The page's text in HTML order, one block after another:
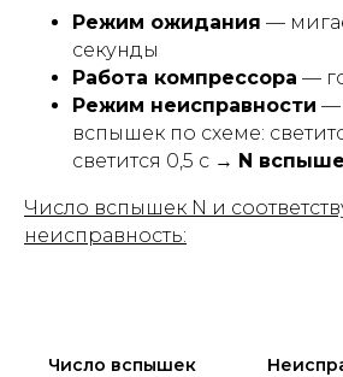
Режим ожидания —
секунды
Работа компрессора —
Режим неисправности —
вспышек по схеме:
светится 0,5 с → N
Число вспышек N и
неисправность:
Число вспышек